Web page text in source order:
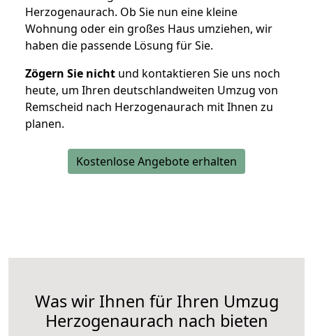
Herzogenaurach. Ob Sie nun eine kleine
Wohnung oder ein großes Haus umziehen, wir
haben die passende Lösung für Sie.
Zögern Sie nicht und kontaktieren Sie uns noch
heute, um Ihren deutschlandweiten Umzug von
Remscheid nach Herzogenaurach mit Ihnen zu
planen.
Kostenlose Angebote erhalten
Was wir Ihnen für Ihren Umzug
Herzogenaurach nach bieten